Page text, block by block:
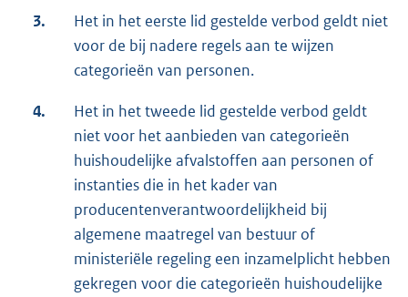
3.
Het in het eerste lid gestelde verbod geldt niet
voor de bij nadere regels aan te wijzen
categorieën van personen.
4.
Het in het tweede lid gestelde verbod geldt
niet voor het aanbieden van categorieën
huishoudelijke afvalstoffen aan personen of
instanties die in het kader van
producentenverantwoordelijkheid bij
algemene maatregel van bestuur of
ministeriële regeling een inzamelplicht hebben
gekregen voor die categorieën huishoudelijke